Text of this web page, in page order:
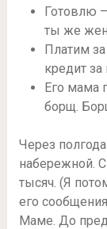
Готовлю
ты же
Платим
кредит за
Его мама
борщ.
Через
набережной.
тысяч. (Я
его
Маме. До